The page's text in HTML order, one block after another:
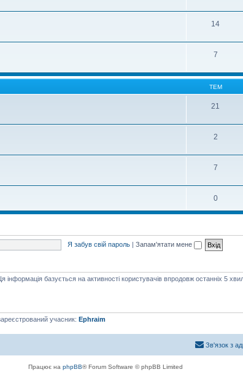
14
7
ТЕМ
21
2
7
0
Я забув свій пароль | Запам'ятати мене
базується на активності користувачів впродовж останніх 5
учасник: Ephraim
Зв'язок з
Працює на phpBB® Forum Software © phpBB Limited